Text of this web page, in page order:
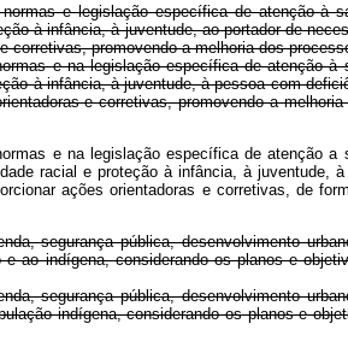
e legislação específica de atenção à
à infância, à juventude, ao portador de
corretivas, promovendo a melhoria dos
e na legislação específica de atenção
à infância, à juventude, à pessoa com
e corretivas, promovendo a
e na legislação específica de atenção
racial e proteção à infância, à
ações orientadoras e corretivas, de
segurança pública, desenvolvimento
ao indígena, considerando os planos e
segurança pública, desenvolvimento
indígena, considerando os planos e